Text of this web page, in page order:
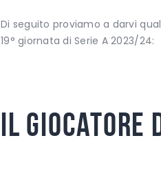
Di seguito proviamo a darvi
19° giornata di Serie A 2023/24:
Il giocatore